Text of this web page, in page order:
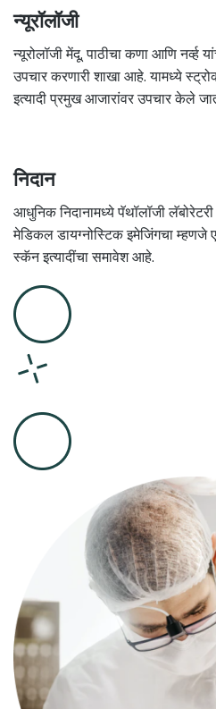
न्यूरॉलॉजी
न्यूरोलॉजी मेंदू, पाठीचा कणा आणि नर्व्ह
उपचार करणारी शाखा आहे. यामध्ये
इत्यादी प्रमुख आजारांवर उपचार केले
निदान
आधुनिक निदानामध्ये पॅथॉलॉजी
मेडिकल डायग्नोस्टिक इमेजिंगचा
स्कॅन इत्यादींचा समावेश आहे.